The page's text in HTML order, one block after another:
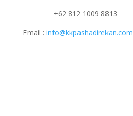
+62 812 1009 8813
Email : info@kkpashadirekan.com